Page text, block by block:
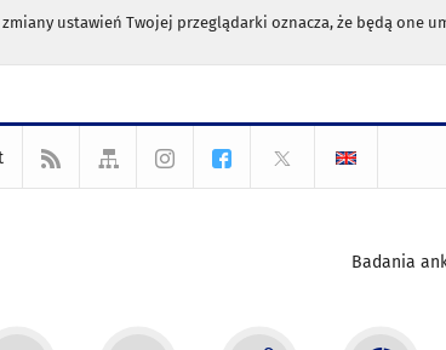
ustawień Twojej przeglądarki oznacza, że będą one
Badania